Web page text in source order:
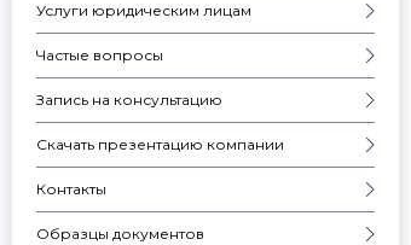
Услуги юридическим лицам
Частые вопросы
Запись на консультацию
Скачать презентацию компании
Контакты
Образцы документов